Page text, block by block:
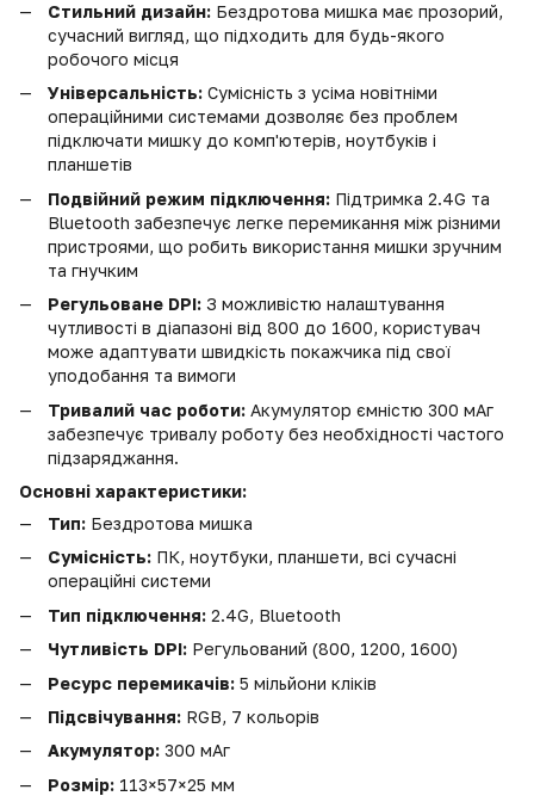
Стильний дизайн: Бездротова мишка має прозорий,
сучасний вигляд, що підходить для будь-якого
робочого місця
Універсальність: Сумісність з усіма новітніми
операційними системами дозволяє без проблем
підключати мишку до комп'ютерів, ноутбуків і
планшетів
Подвійний режим підключення: Підтримка 2.4G та
Bluetooth забезпечує легке перемикання між різними
пристроями, що робить використання мишки зручним
та гнучким
Регульоване DPI: З можливістю налаштування
чутливості в діапазоні від 800 до 1600, користувач
може адаптувати швидкість покажчика під свої
уподобання та вимоги
Тривалий час роботи: Акумулятор ємністю 300 мАг
забезпечує тривалу роботу без необхідності частого
підзаряджання.
Основні характеристики:
Тип: Бездротова мишка
Сумісність: ПК, ноутбуки, планшети, всі сучасні
операційні системи
Тип підключення: 2.4G, Bluetooth
Чутливість DPI: Регульований (800, 1200, 1600)
Ресурс перемикачів: 5 мільйони кліків
Підсвічування: RGB, 7 кольорів
Акумулятор: 300 мАг
Розмір: 113×57×25 мм